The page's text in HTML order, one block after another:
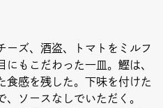
ズ、酒盗、トマトをミルフ
にもこだわった一皿。鰹は、
食感を残した。下味を付けた
ソースなしでいただく。